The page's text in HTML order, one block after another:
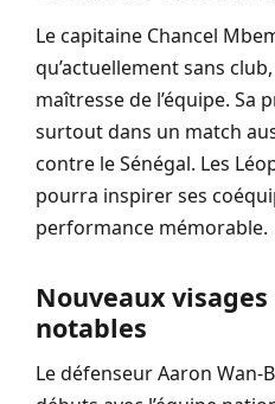
Le capitaine Chancel
qu’actuellement sans
maîtresse de l’équipe. Sa
surtout dans un match
contre le Sénégal. Les
pourra inspirer ses
performance mémorable.
Nouveaux
notables
Le défenseur Aaron